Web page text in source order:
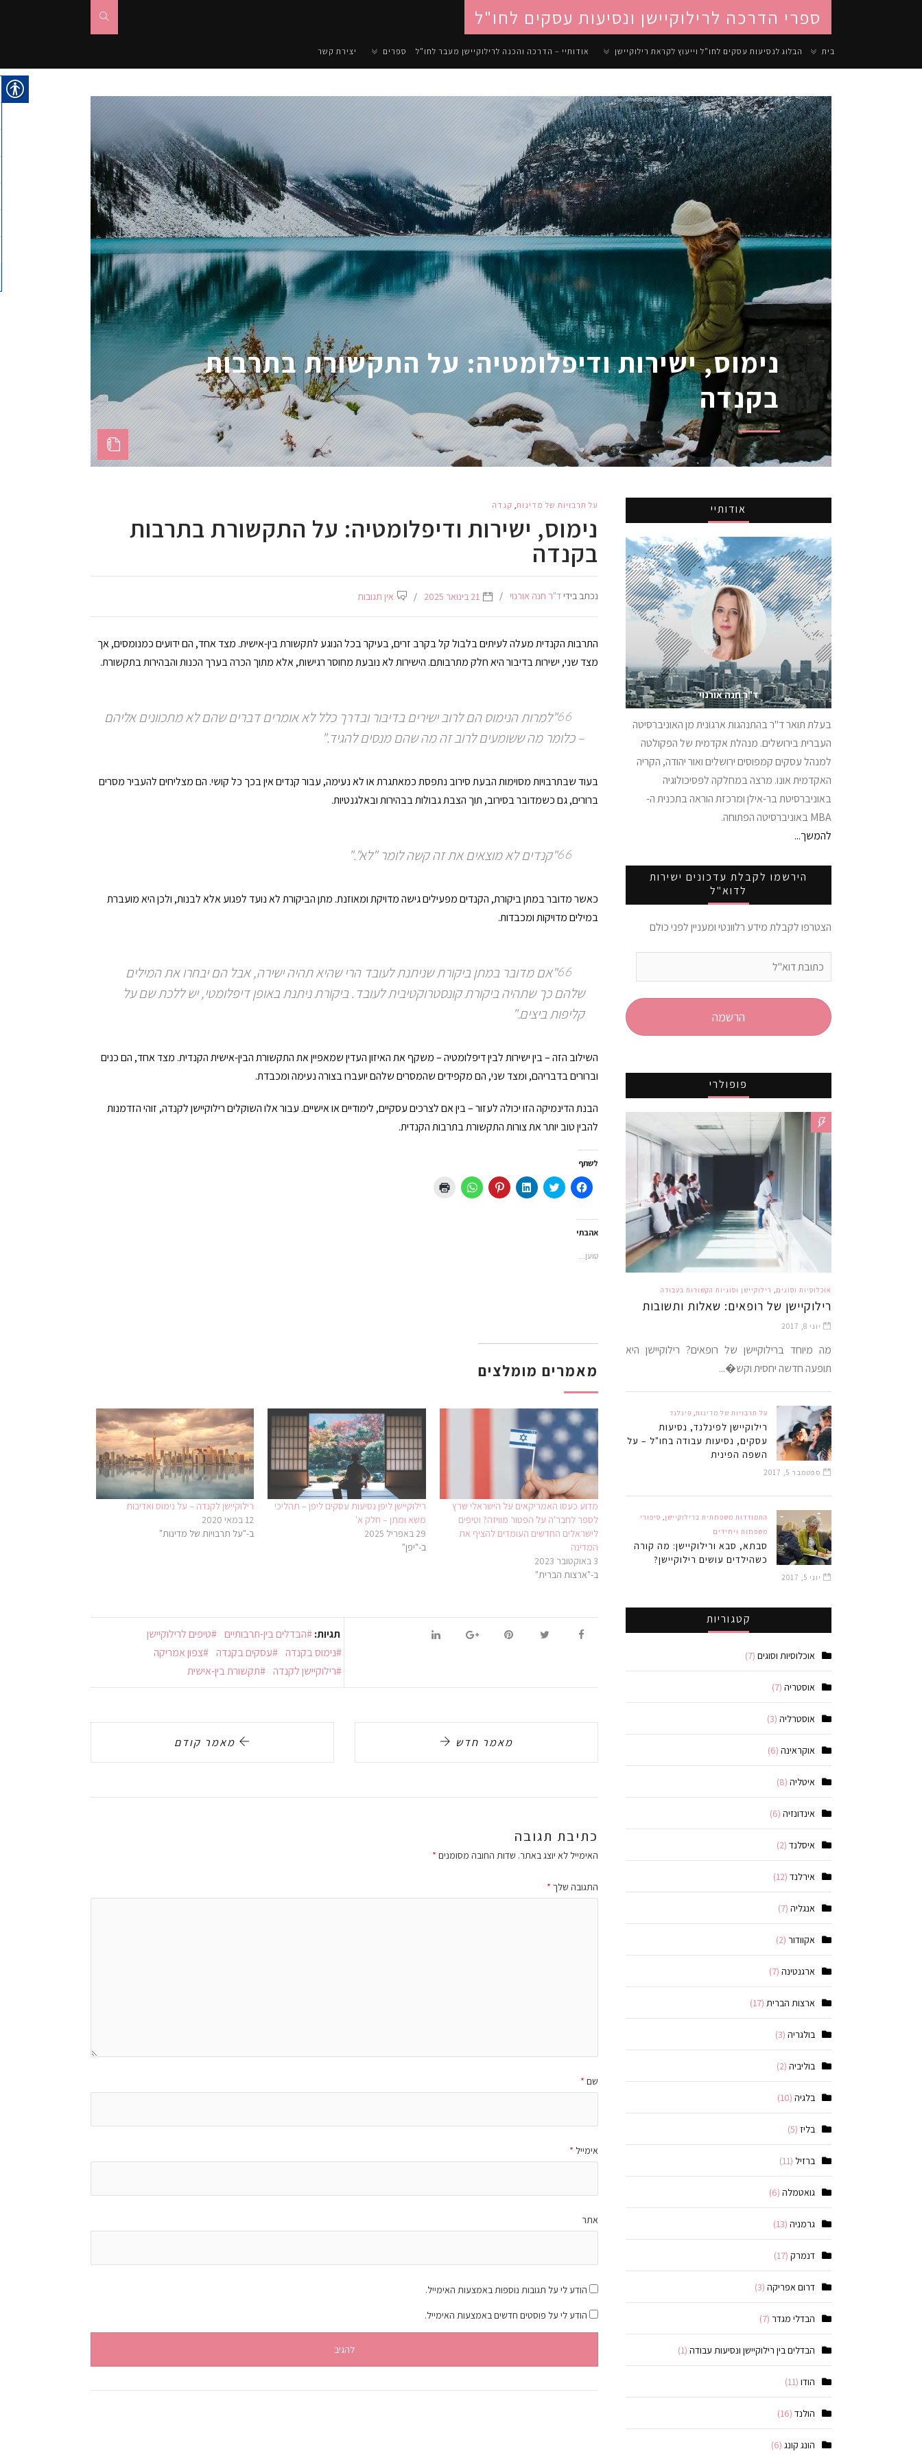
ספרי הדרכה לרילוקיישן ונסיעות עסקים לחו"ל
בית הבלוג לנסיעות עסקים לחו"ל וייעוץ לקראת רילוקיישן אודותיי – הדרכה והכנה לרילוקיישן מעבר לחו"ל ספרים יצירת קשר
נימוס, ישירות ודיפלומטיה: על התקשורת בתרבות
בקנדה
על תרבויות של מדינות, קנדה
נימוס, ישירות ודיפלומטיה: על התקשורת בתרבות
בקנדה
נכתב בידיד"ר חנה אורנוי 21 בינואר 2025 אין תגובות
התרבות הקנדית מעלה לעיתים בלבול קל בקרב זרים, בעיקר בכל הנוגע לתקשורת בין-אישית. מצד אחד, הם ידועים כמנומסים, אך
מצד שני, ישירות בדיבור היא חלק מתרבותם. הישירות לא נובעת מחוסר רגישות, אלא מתוך הכרה בערך הכנות והבהירות בתקשורת.
"למרות הנימוס הם לרוב ישירים בדיבור ובדרך כלל לא אומרים דברים שהם לא מתכוונים אליהם
– כלומר מה ששומעים לרוב זה מה שהם מנסים להגיד."
בעוד שבתרבויות מסוימות הבעת סירוב נתפסת כמאתגרת או לא נעימה, עבור קנדים אין בכך כל קושי. הם מצליחים להעביר מסרים
ברורים, גם כשמדובר בסירוב, תוך הצבת גבולות בבהירות ובאלגנטיות.
"קנדים לא מוצאים את זה קשה לומר "לא"."
כאשר מדובר במתן ביקורת, הקנדים מפעילים גישה מדויקת ומאוזנת. מתן הביקורת לא נועד לפגוע אלא לבנות, ולכן היא מועברת
במילים מדויקות ומכבדות.
"אם מדובר במתן ביקורת שניתנת לעובד הרי שהיא תהיה ישירה, אבל הם יבחרו את המילים
שלהם כך שתהיה ביקורת קונסטרוקטיבית לעובד. ביקורת ניתנת באופן דיפלומטי, יש ללכת שם על
קליפות ביצים."
השילוב הזה – בין ישירות לבין דיפלומטיה – משקף את האיזון העדין שמאפיין את התקשורת הבין-אישית הקנדית. מצד אחד, הם כנים
וברורים בדבריהם, ומצד שני, הם מקפידים שהמסרים שלהם יועברו בצורה נעימה ומכבדת.
הבנת הדינמיקה הזו יכולה לעזור – בין אם לצרכים עסקיים, לימודיים או אישיים. עבור אלו השוקלים רילוקיישן לקנדה, זוהי הזדמנות
להבין טוב יותר את צורות התקשורת בתרבות הקנדית.
לשתף
לחיצה
לשיתוף
לחצו
כדי
לחצו
כדי
לחץ
כדי
לחיצה
לשיתוף
אהבתי
טוען...
מאמרים מומלצים
מדוע כעסו האמריקאים על הישראלי שרץ
לספר לחבר'ה על הפטור מוויזה? וטיפים
לישראלים החדשים העומדים להציף את
המדינה
3 באוקטובר 2023
ב-"ארצות הברית"
רילוקיישן ליפן נסיעות עסקים ליפן – תהליכי
משא ומתן – חלק א'
29 באפריל 2025
ב-"יפן"
רילוקיישן לקנדה – על נימוס ואדיבות
12 במאי 2020
ב-"על תרבויות של מדינות"
תגיות: הבדלים בין-תרבותיים
טיפים לרילוקיישן
נימוס בקנדה
עסקים בקנדה
צפון אמריקה
רילוקיישן לקנדה
תקשורת בין-אישית
מאמר קודם מאמר חדש
כתיבת תגובה
האימייל לא יוצג באתר. שדות החובה מסומנים *
התגובה שלך *
שם *
אימייל *
אתר
הודע לי על תגובות נוספות באמצעות האימייל.
הודע לי על פוסטים חדשים באמצעות האימייל.
אודותיי
ד"ר חנה אורנוי
בעלת תואר ד"ר בהתנהגות ארגונית מן האוניברסיטה
העברית בירושלים. מנהלת אקדמית של הפקולטה
למנהל עסקים קמפוסים ירושלים ואור יהודה, הקריה
האקדמית אונו. מרצה במחלקה לפסיכולוגיה
באוניברסיטת בר-אילן ומרכזת הוראה בתכנית ה-
MBA באוניברסיטה הפתוחה.
להמשך...
הירשמו לקבלת עדכונים ישירות
לדוא"ל
הצטרפו לקבלת מידע רלוונטי ומעניין לפני כולם
הרשמה
פופולרי
אוכלוסיות וסוגים, רילוקיישן וסוגיות הקשורות בעבודה
רילוקיישן של רופאים: שאלות ותשובות
יוני 8, 2017
מה מיוחד ברילוקיישן של רופאים? רילוקיישן היא
תופעה חדשה יחסית וקש�...
על תרבויות של מדינות, פינלנד
רילוקיישן לפינלנד, נסיעות
עסקים, נסיעות עבודה בחו"ל – על
השפה הפינית
ספטמבר 5, 2017
התמודדות משפחתית ברילוקיישן, סיפורי
משפחות ויחידים
סבתא, סבא ורילוקיישן: מה קורה
כשהילדים עושים רילוקיישן?
יוני 5, 2017
קטגוריות
אוכלוסיות וסוגים (7)
אוסטריה (7)
אוסטרליה (3)
אוקראינה (6)
איטליה (8)
אינדונזיה (6)
איסלנד (2)
אירלנד (12)
אנגליה (7)
אקוודור (2)
ארגנטינה (7)
ארצות הברית (17)
בולגריה (3)
בוליביה (2)
בלגיה (10)
בליז (5)
ברזיל (11)
גואטמלה (6)
גרמניה (13)
דנמרק (17)
דרום אפריקה (3)
הבדלי מגדר (7)
הבדלים בין רילוקיישן ונסיעות עבודה (1)
הודו (11)
הולנד (16)
הונג קונג (6)